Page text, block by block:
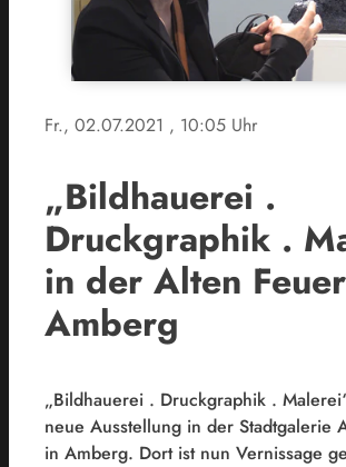
Fr., 02.07.2021 , 10:05 Uhr
„Bildhauerei .
Druckgraphik .
in der Alten
Amberg
„Bildhauerei . Druckgraphik .
neue Ausstellung in der Stadtgalerie
in Amberg. Dort ist nun Vernissage